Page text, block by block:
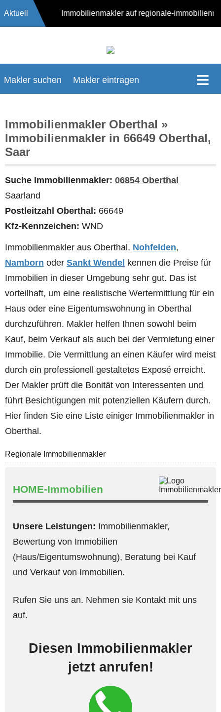
Aktuell17624 Immobilienmakler auf regionale-
Makler suchen Makler eintragen
Immobilienmakler Oberthal »
Immobilienmakler in 66649 Oberthal,
Saar
Suche Immobilienmakler: 06854 Oberthal
Saarland
Postleitzahl Oberthal: 66649
Kfz-Kennzeichen: WND
Immobilienmakler aus Oberthal, Nohfelden,
Namborn oder Sankt Wendel kennen die Preise für
Immobilien in dieser Umgebung sehr gut. Das ist
vorteilhaft, um eine realistische Wertermittlung für ein
Haus oder eine Eigentumswohnung in Oberthal
durchzuführen. Makler helfen Ihnen sowohl beim
Kauf, beim Verkauf als auch bei der Vermietung einer
Immobilie. Die Vermittlung an einen Käufer wird meist
durch ein professionell gestaltetes Exposé erreicht.
Der Makler prüft die Bonität von Interessenten und
führt Besichtigungen mit potenziellen Käufern durch.
Hier finden Sie eine Liste einiger Immobilienmakler in
Oberthal.
Regionale Immobilienmakler
HOME-Immobilien
Unsere Leistungen: Immobilienmakler,
Bewertung von Immobilien
(Haus/Eigentumswohnung), Beratung bei Kauf
und Verkauf von Immobilien.
Rufen Sie uns an. Nehmen sie Kontakt mit uns
auf.
Diesen Immobilienmakler
jetzt anrufen!